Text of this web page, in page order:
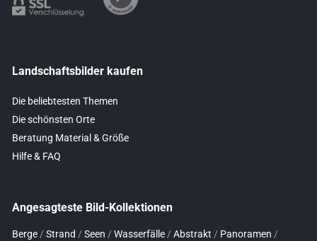
Landschaftsbilder kaufen
Die beliebtesten Themen
Die schönsten Orte
Beratung Material & Größe
Hilfe & FAQ
Angesagteste Bild-Kollektionen
Berge / Strand / Seen / Wasserfälle / Abstrakt / Panoramen /